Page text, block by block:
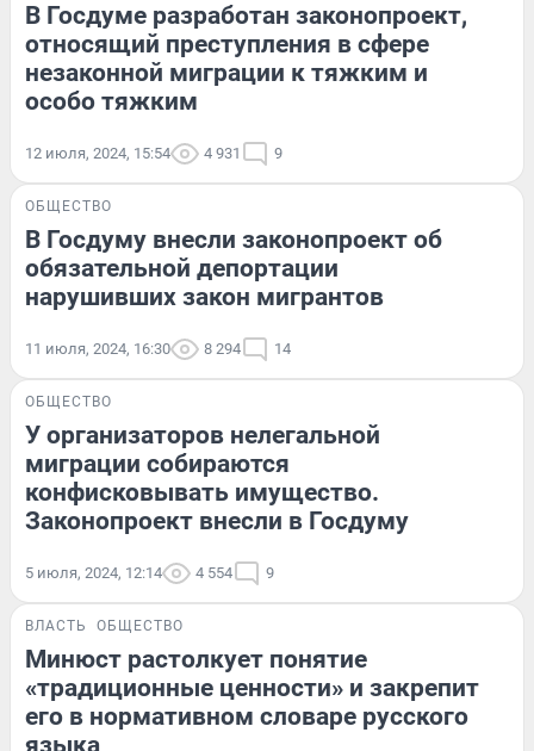
В Госдуме разработан законопроект,
относящий преступления в сфере
незаконной миграции к тяжким и
особо тяжким
12 июля, 2024, 15:54 4 931 9
ОБЩЕСТВО
В Госдуму внесли законопроект об
обязательной депортации
нарушивших закон мигрантов
11 июля, 2024, 16:30 8 294 14
ОБЩЕСТВО
У организаторов нелегальной
миграции собираются
конфисковывать имущество.
Законопроект внесли в Госдуму
5 июля, 2024, 12:14 4 554 9
ВЛАСТЬ ОБЩЕСТВО
Минюст растолкует понятие
«традиционные ценности» и закрепит
его в нормативном словаре русского
языка